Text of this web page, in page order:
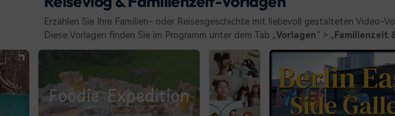
Erzählen Sie Ihre Familien- oder Reisesgeschichte mit liebevoll gestalteten Video-
Diese Vorlagen finden Sie im Programm unter dem Tab „Vorlagen“ > „ Familienzeit